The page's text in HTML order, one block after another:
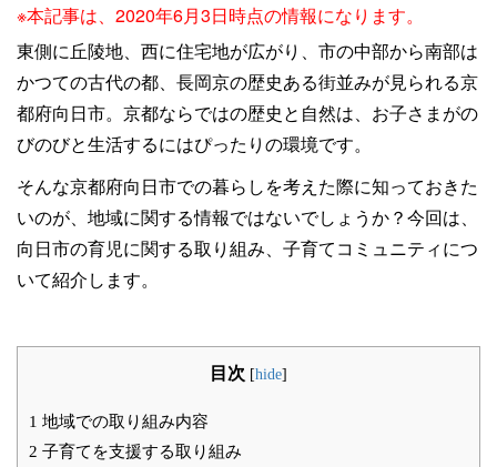
※本記事は、2020年6月3日時点の情報になります。
東側に丘陵地、西に住宅地が広がり、市の中部から南部は
かつての古代の都、長岡京の歴史ある街並みが見られる京
都府向日市。京都ならではの歴史と自然は、お子さまがの
びのびと生活するにはぴったりの環境です。
そんな京都府向日市での暮らしを考えた際に知っておきた
いのが、地域に関する情報ではないでしょうか？今回は、
向日市の育児に関する取り組み、子育てコミュニティにつ
いて紹介します。
目次 [hide]
1 地域での取り組み内容
2 子育てを支援する取り組み